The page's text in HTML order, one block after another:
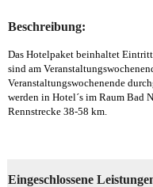
Beschreibung:
Das Hotelpaket beinhaltet
sind am
Veranstaltungswochenende
werden in Hotel´s im Raum Bad
Rennstrecke 38-58 km.
Eingeschlossene